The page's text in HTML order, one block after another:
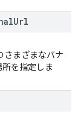
Url
さまざまなバナ
を指定しま